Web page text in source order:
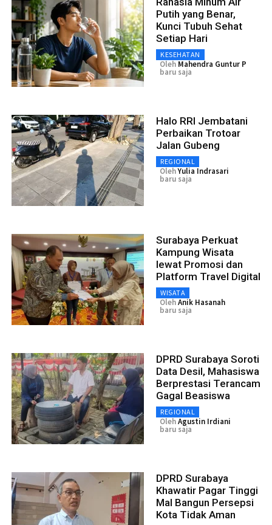
Putih yang Benar,
Kunci Tubuh Sehat
Setiap Hari
KESEHATAN
Oleh Mahendra Guntur P
baru saja
Halo RRI Jembatani
Perbaikan Trotoar
Jalan Gubeng
REGIONAL
OlehYulia Indrasari
baru saja
Surabaya Perkuat
Kampung Wisata
lewat Promosi dan
Platform Travel Digital
WISATA
OlehAnik Hasanah
baru saja
DPRD Surabaya Soroti
Data Desil, Mahasiswa
Berprestasi Terancam
Gagal Beasiswa
REGIONAL
OlehAgustin Irdiani
baru saja
DPRD Surabaya
Khawatir Pagar Tinggi
Mal Bangun Persepsi
Kota Tidak Aman